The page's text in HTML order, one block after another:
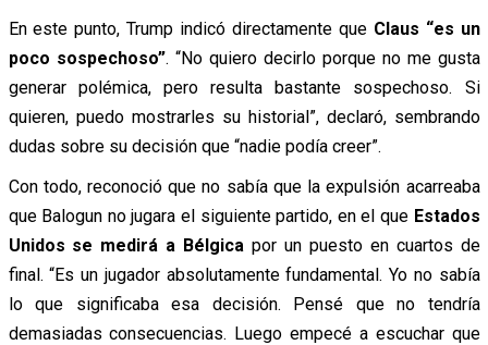
En este punto, Trump indicó directamente que Claus “es un
poco sospechoso”. “No quiero decirlo porque no me gusta
generar polémica, pero resulta bastante sospechoso. Si
quieren, puedo mostrarles su historial”, declaró, sembrando
dudas sobre su decisión que “nadie podía creer”.
Con todo, reconoció que no sabía que la expulsión acarreaba
que Balogun no jugara el siguiente partido, en el que Estados
Unidos se medirá a Bélgica por un puesto en cuartos de
final. “Es un jugador absolutamente fundamental. Yo no sabía
lo que significaba esa decisión. Pensé que no tendría
demasiadas consecuencias. Luego empecé a escuchar que